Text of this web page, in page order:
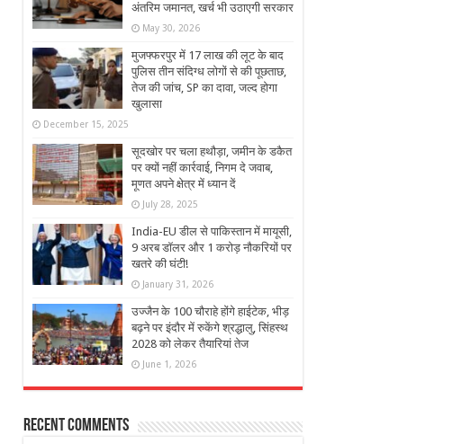
अंतरिम जमानत, खर्च भी उठाएगी सरकार
May 30, 2026
मुजफ्फरपुर में 17 लाख की लूट के बाद
पुलिस तीन संदिग्ध लोगों से की पूछताछ,
तेज की जांच, SP का दावा, जल्द होगा
खुलासा
December 15, 2025
सूदखोर पर चला हथौड़ा, जमीन के डकैत
पर क्यों नहीं कार्रवाई, निगम दे जवाब,
मूणत अपने क्षेत्र में ध्यान दें
July 28, 2025
India-EU डील से पाकिस्तान में मायूसी,
9 अरब डॉलर और 1 करोड़ नौकरियों पर
खतरे की घंटी!
January 31, 2026
उज्जैन के 100 चौराहे होंगे हाईटेक, भीड़
बढ़ने पर इंदौर में रुकेंगे श्रद्धालु, सिंहस्थ
2028 को लेकर तैयारियां तेज
June 1, 2026
Recent Comments